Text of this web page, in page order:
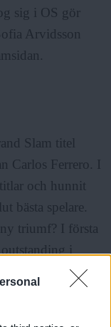
sig i OS gör
Arvidsson
Slam titel
Carlos Ferrero. I
och hunnit
bästa spelare.
triumf? I första
i